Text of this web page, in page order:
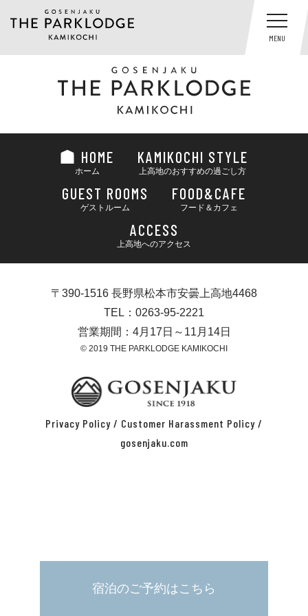
MENU
HOME
ホーム
KAMIKOCHI STYLE
上高地のおすすめの過ごし方
GUEST ROOMS
ゲストルーム
FOOD&CAFE
フード＆カフェ
ACCESS
上高地へのアクセス
〒390-1516 長野県松本市安曇上高地4468
TEL：0263-95-2221
営業期間：4月17日～11月14日
© 2019 THE PARKLODGE KAMIKOCHI
宿泊のご予約はこちら
Privacy Policy / Customer Harassment Policy /
gosenjaku.com